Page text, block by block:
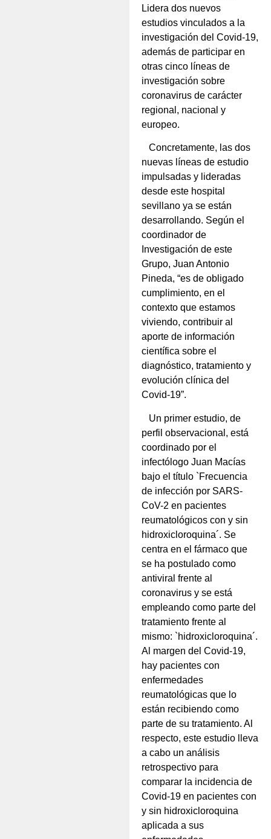
Lidera dos nuevos
estudios vinculados a la
investigación del Covid-19,
además de participar en
otras cinco líneas de
investigación sobre
coronavirus de carácter
regional, nacional y
europeo.
Concretamente, las dos
nuevas líneas de estudio
impulsadas y lideradas
desde este hospital
sevillano ya se están
desarrollando. Según el
coordinador de
Investigación de este
Grupo, Juan Antonio
Pineda, “es de obligado
cumplimiento, en el
contexto que estamos
viviendo, contribuir al
aporte de información
científica sobre el
diagnóstico, tratamiento y
evolución clínica del
Covid-19”.
Un primer estudio, de
perfil observacional, está
coordinado por el
infectólogo Juan Macías
bajo el título `Frecuencia
de infección por SARS-
CoV-2 en pacientes
reumatológicos con y sin
hidroxicloroquina´. Se
centra en el fármaco que
se ha postulado como
antiviral frente al
coronavirus y se está
empleando como parte del
tratamiento frente al
mismo: `hidroxicloroquina´.
Al margen del Covid-19,
hay pacientes con
enfermedades
reumatológicas que lo
están recibiendo como
parte de su tratamiento. Al
respecto, este estudio lleva
a cabo un análisis
retrospectivo para
comparar la incidencia de
Covid-19 en pacientes con
y sin hidroxicloroquina
aplicada a sus